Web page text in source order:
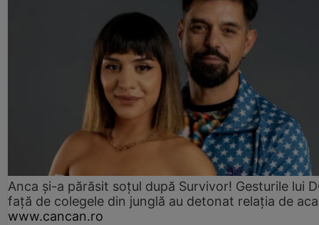
Anca și-a părăsit soțul după Survivor! Gesturile lui
față de colegele din junglă au detonat relația de
www.cancan.ro